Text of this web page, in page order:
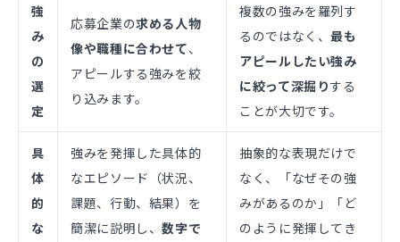
強
み
の
選
定
応募企業の求める人物
像や職種に合わせて、
アピールする強みを絞
り込みます。
複数の強みを羅列す
るのではなく、最も
アピールしたい強み
に絞って深掘りする
ことが大切です。
具
体
的
な
強みを発揮した具体的
なエピソード（状況、
課題、行動、結果）を
簡潔に説明し、数字で
抽象的な表現だけで
なく、「なぜその強
みがあるのか」「ど
のように発揮してき